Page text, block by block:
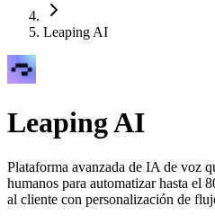
Leaping AI
Leaping AI
Plataforma avanzada de IA de voz
humanos para automatizar hasta el
al cliente con personalización de